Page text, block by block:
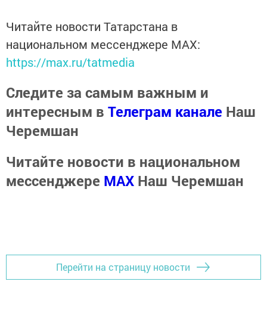
Читайте новости Татарстана в
национальном мессенджере MАХ:
https://max.ru/tatmedia
Следите за самым важным и
интересным в Телеграм канале Наш
Черемшан
Читайте новости в национальном
мессенджере MАХ Наш Черемшан
Перейти на страницу новости